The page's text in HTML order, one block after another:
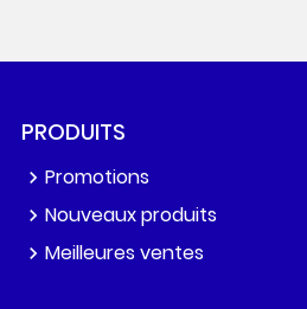
PRODUITS
Promotions
Nouveaux produits
Meilleures ventes